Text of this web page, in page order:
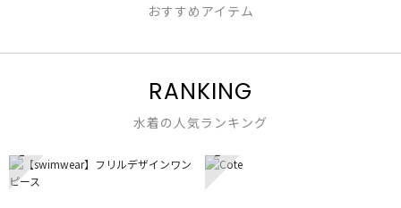
おすすめアイテム
RANKING
水着の人気ランキング
1 2